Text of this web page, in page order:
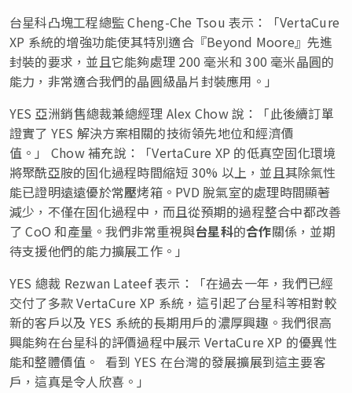
台星科凸塊工程總監 Cheng-Che Tsou 表示：「VertaCure
XP 系統的增強功能使其特別適合『Beyond Moore』先進
封裝的要求，並且它能夠處理 200 毫米和 300 毫米晶圓的
能力，非常適合我們的晶圓級晶片封裝應用。」
YES 亞洲銷售總裁兼總經理 Alex Chow 說：「此後續訂單
證實了 YES 解決方案相關的技術領先地位和經濟價
值。」 Chow 補充說：「VertaCure XP 的低真空固化環境
將聚酰亞胺的固化過程時間縮短 30% 以上，並且其除氣性
能已證明遠遠優於常壓烤箱。PVD 脫氣室的處理時間顯著
減少，不僅在固化過程中，而且從預期的過程整合中都改善
了 CoO 和產量。我們非常重視與台星科的合作關係，並期
待支援他們的能力擴展工作。」
YES 總裁 Rezwan Lateef 表示：「在過去一年，我們已經
交付了多款 VertaCure XP 系統，這引起了台星科等相對較
新的客戶以及 YES 系統的長期用戶的濃厚興趣。我們很高
興能夠在台星科的評價過程中展示 VertaCure XP 的優異性
能和整體價值。 看到 YES 在台灣的發展擴展到這主要客
戶，這真是令人欣喜。」